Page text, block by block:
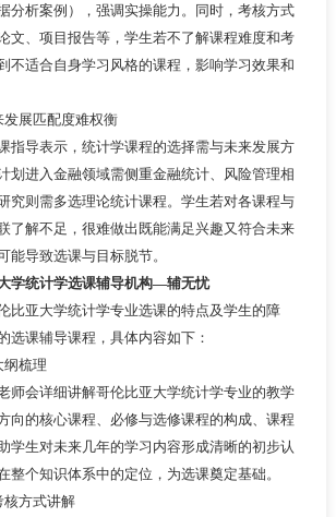
分析案例），强调实操能力。同时，考核方式
文、项目报告等，学生若不了解课程难度和考
不适合自身学习风格的课程，影响学习效果和
展匹配度难权衡
导表示，统计学课程的选择需与未来发展方
划进入金融领域需侧重金融统计、风险管理相
究则需多选理论统计课程。学生若对各课程与
了解不足，很难做出既能满足兴趣又符合未来
能导致选课与目标脱节。
学统计学选课辅导机构—辅无忧
亚大学统计学专业选课的特点及学生的障
选课辅导课程，具体内容如下：
梳理
会详细讲解哥伦比亚大学统计学专业的教学
向的核心课程、必修与选修课程的构成、课程
学生对未来几年的学习内容形成清晰的初步认
整个知识体系中的定位，为选课奠定基础。
方式讲解